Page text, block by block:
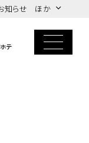
知らせ ほか
テ